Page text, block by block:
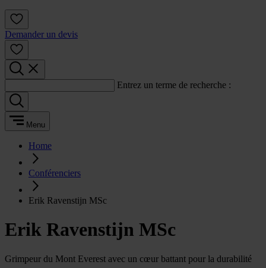
Demander un devis
Entrez un terme de recherche :
Menu
Home
Conférenciers
Erik Ravenstijn MSc
Erik Ravenstijn MSc
Grimpeur du Mont Everest avec un cœur battant pour la durabilité